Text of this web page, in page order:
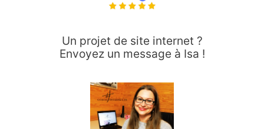
Un projet de site internet ?
Envoyez un message à Isa !